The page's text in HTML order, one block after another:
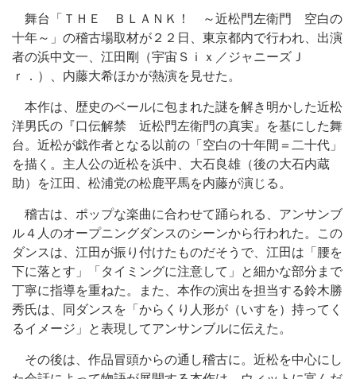
舞台「ＴＨＥ ＢＬＡＮＫ！ ～近松門左衛門 空白の
十年～」の稽古場取材が２２日、東京都内で行われ、出演
者の浜中文一、江田剛（宇宙Ｓｉｘ／ジャニーズＪ
ｒ．）、内藤大希ほかが熱演を見せた。
本作は、歴史のベールに包まれた謎を解き明かした近松
洋男氏の『口伝解禁 近松門左衛門の真実』を基にした舞
台。近松が戯作者となる以前の「空白の十年間＝二十代」
を描く。主人公の近松を浜中、大石良雄（後の大石内蔵
助）を江田、松浦党の松鹿平馬を内藤が演じる。
稽古は、ポップな楽曲に合わせて踊られる、アンサンブ
ル４人のオープニングダンスのシーンから行われた。この
ダンスは、江田が振り付けたものだそうで、江田は「腰を
下に落とす」「タイミングに注意して」と細かな部分まで
丁寧に指導を重ねた。また、本作の演出を担当する鈴木勝
秀氏は、同ダンスを「からくり人形が（いすを）持ってく
るイメージ」と表現してアンサンブルに伝えた。
その後は、作品冒頭からの通し稽古に。近松を中心にし